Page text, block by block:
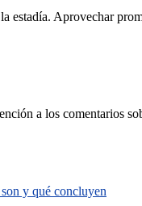
Aprovechar
a los comentarios
y qué concluyen